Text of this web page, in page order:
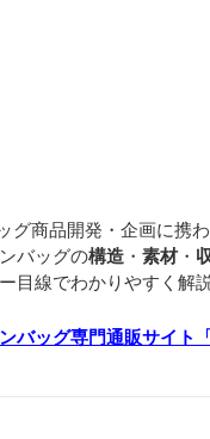
グ商品開発・企画に携
バッグの構造 ・ 素材・
目線でわかりやすく解
バッグ専門通販サイト